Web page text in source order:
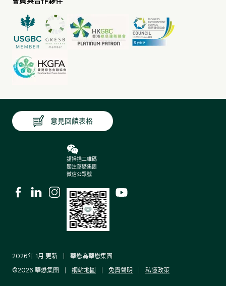
傳統建築工地在施工階段高度依賴柴油發電提供臨時電力供
求開發項目涉及地基和上部結構的承建商直接接駁電力公司電
網，以在施工初期實現工地電氣化。
若因場地條件限制而無法接駁電網供電或需要更高的輸出電
流，則採用電池儲能系統（BESS）作為「功率放大器」，透過
循環儲能與轉換，為設備運作提供高功率電力。作為最終備用
方案，我們允許使用符合B5標準的生物柴油（含5%生物柴油與
95%傳統柴油）發電。
意見回饋表格
請掃描二維碼
關注華懋集團
微信公眾號
2026年 1月 更新 華懋為華懋集團
©2026 華懋集團 網站地圖 免責聲明 私隱政策